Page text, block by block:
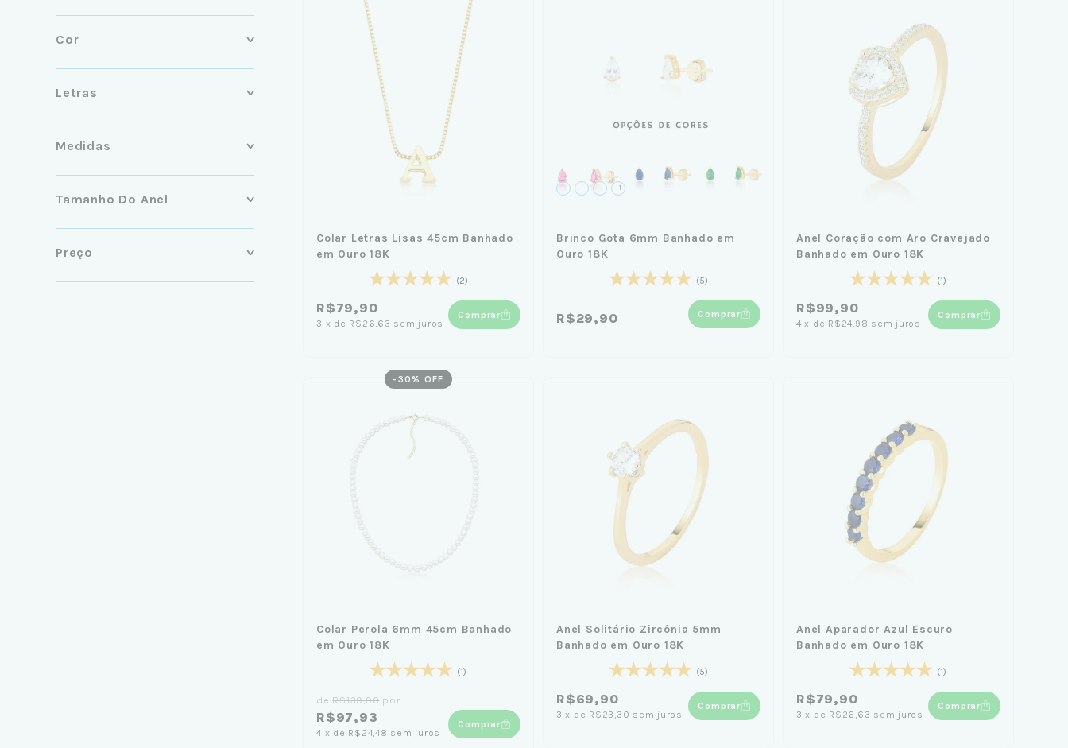
Cor
Letras
Medidas
Tamanho Do Anel
Preço
Colar Letras Lisas 45cm Banhado
em Ouro 18K
(2)
R$79,90
3 x de R$26,63 sem juros
Comprar
+1
Brinco Gota 6mm Banhado em
Ouro 18K
(5)
R$29,90 Comprar
Anel Coração com Aro Cravejado
Banhado em Ouro 18K
(1)
R$99,90
4 x de R$24,98 sem juros
Comprar
- 30 % OFF
Colar Perola 6mm 45cm Banhado
em Ouro 18K
(1)
deR$139,90 por
R$97,93
4 x de R$24,48 sem juros
Comprar
Anel Solitário Zircônia 5mm
Banhado em Ouro 18K
(5)
R$69,90
3 x de R$23,30 sem juros
Comprar
Anel Aparador Azul Escuro
Banhado em Ouro 18K
(1)
R$79,90
3 x de R$26,63 sem juros
Comprar